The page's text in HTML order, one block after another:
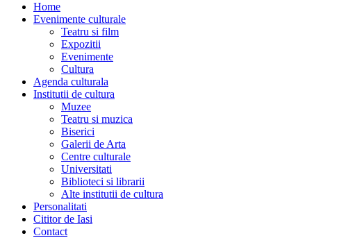
Home
Evenimente culturale
Teatru si film
Expozitii
Evenimente
Cultura
Agenda culturala
Institutii de cultura
Muzee
Teatru si muzica
Biserici
Galerii de Arta
Centre culturale
Universitati
Biblioteci si librarii
Alte institutii de cultura
Personalitati
Cititor de Iasi
Contact